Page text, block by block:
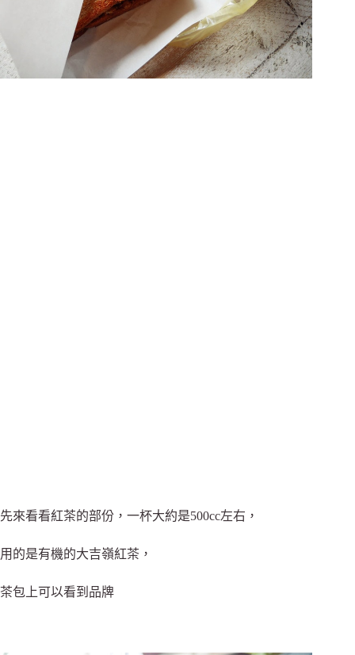
先來看看紅茶的部份，一杯大約是500cc左右，
用的是有機的大吉嶺紅茶，
茶包上可以看到品牌